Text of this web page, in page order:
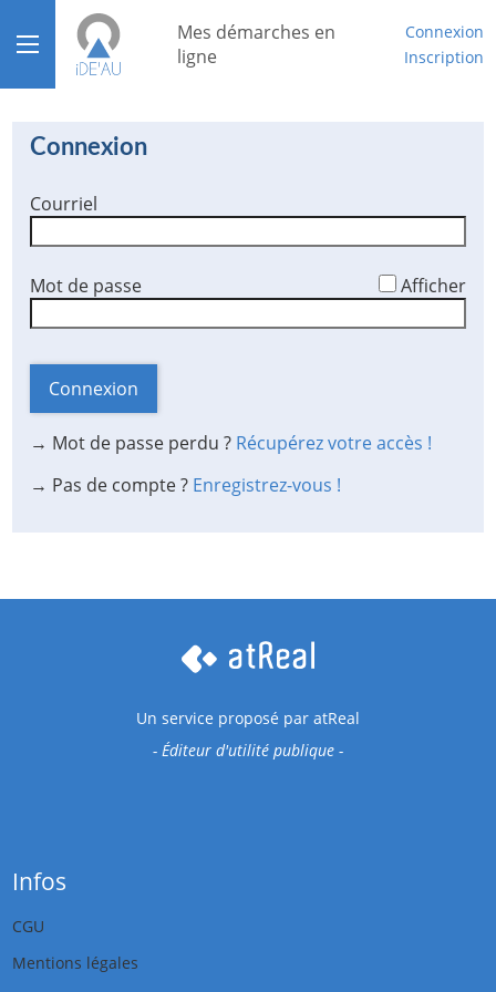
Mes démarches en
ligne
Connexion
Inscription
Ouvrir le menu
Connexion
Courriel
*
Mot de passe Afficher
Connexion
→ Mot de passe perdu ? Récupérez votre accès !
→ Pas de compte ? Enregistrez-vous !
Un service proposé par atReal
- Éditeur d'utilité publique -
Infos
CGU
Mentions légales